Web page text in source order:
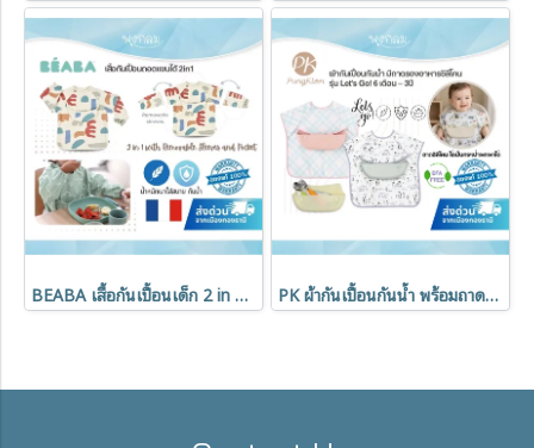
BEABA เสื้อกันเปื้อนเด็ก 2 in 1 ถอดแขนได้ กันน้ำ พร้อมถาดรองเศษอาหาร PK ผ้ากันเปื้อนกันน้ำ พร้อมถาดรองอาหารซิลิโคน รุ่น Let’s Go! สำหรับเด็ก 6 เดือน – 3 ปี